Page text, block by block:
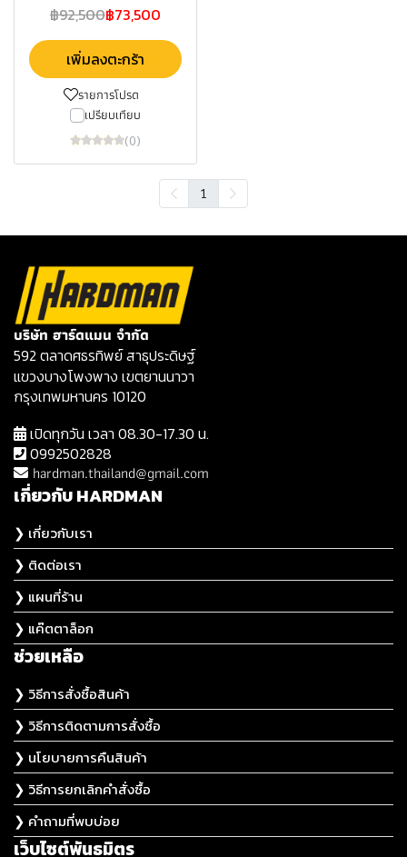
฿92,500฿73,500
เพิ่มลงตะกร้า
รายการโปรด
เปรียบเทียบ
(0)
1
บริษัท ฮาร์ดแมน จำกัด
592 ตลาดศธรทิพย์ สาธุประดิษฐ์
แขวงบางโพงพาง เขตยานนาวา
กรุงเทพมหานคร 10120
เปิดทุกวัน เวลา 08.30-17.30 น.
0992502828
hardman.thailand@gmail.com
เกี่ยวกับ HARDMAN
❯ เกี่ยวกับเรา
❯ ติดต่อเรา
❯ แผนที่ร้าน
❯ แค๊ตตาล็อก
ช่วยเหลือ
❯ วิธีการสั่งซื้อสินค้า
❯ วิธีการติดตามการสั่งซื้อ
❯ นโยบายการคืนสินค้า
❯ วิธีการยกเลิกคำสั่งซื้อ
❯ คำถามที่พบบ่อย
เว็บไซต์พันธมิตร